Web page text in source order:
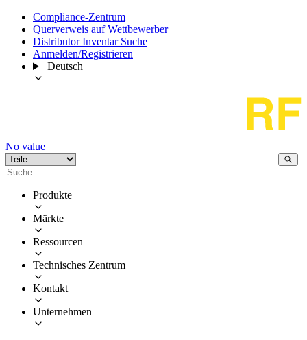
Compliance-Zentrum
Querverweis auf Wettbewerber
Distributor Inventar Suche
Anmelden/Registrieren
Deutsch
No value
Produkte
Märkte
Ressourcen
Technisches Zentrum
Kontakt
Unternehmen